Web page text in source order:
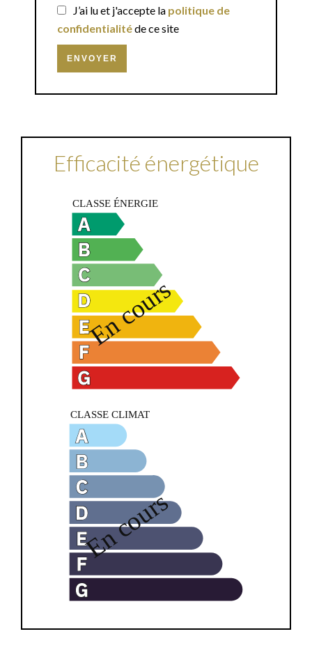
J’ai lu et j'accepte la politique de
confidentialitéde ce site
ENVOYER
Efficacité énergétique